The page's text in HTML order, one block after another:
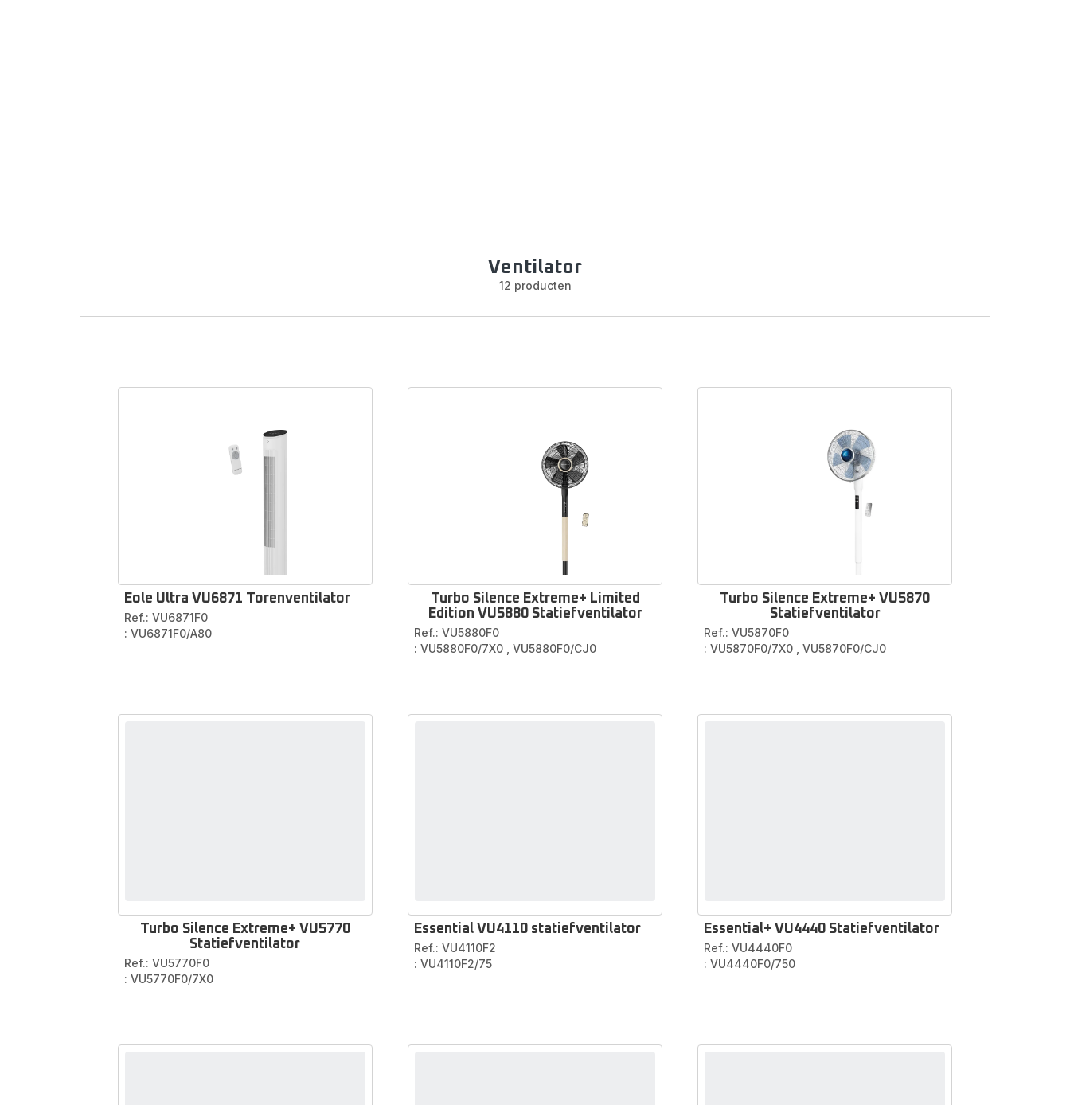
Ben je op zoek naar eenafstandsbediening, eenvoor- of achterrasterof
reserveonderdelen en accessoires
voor meerdere modellen, waaronder deTurbo Silence, Essential en
Compact ventilators
Vind het reserveonderdeel voor je Rowenta-ventilator door het model van je
apparaat te kiezen in het menu hieronder.
Ventilator
12 producten
Eole Ultra VU6871 Torenventilator
Ref.: VU6871F0
: VU6871F0/A80
Turbo Silence Extreme+ Limited
Edition VU5880 Statiefventilator
Ref.: VU5880F0
: VU5880F0/7X0
VU5880F0/CJ0
Turbo Silence Extreme+ VU5870
Statiefventilator
Ref.: VU5870F0
: VU5870F0/7X0
,VU5870F0/CJ0
Turbo Silence Extreme+ VU5770
Statiefventilator
Ref.: VU5770F0
: VU5770F0/7X0
Essential VU4110 statiefventilator
Ref.: VU4110F2
: VU4110F2/75
Essential+ VU4440 Statiefventilator
Ref.: VU4440F0
: VU4440F0/750